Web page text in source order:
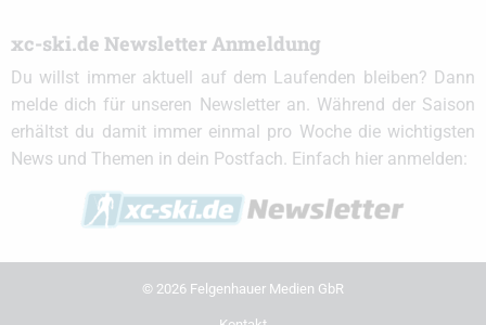
xc-ski.de Newsletter Anmeldung
Du willst immer aktuell auf dem Laufenden bleiben? Dann
melde dich für unseren Newsletter an. Während der Saison
erhältst du damit immer einmal pro Woche die wichtigsten
News und Themen in dein Postfach. Einfach hier anmelden:
© 2026 Felgenhauer Medien GbR